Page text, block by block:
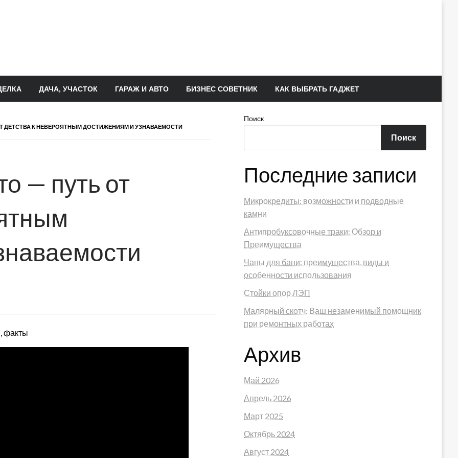
ДАЧА, УЧАСТОК ГАРАЖ И АВТО БИЗНЕС СОВЕТНИК КАК ВЫБРАТЬ ГАДЖЕТ
ДЕТСТВА К НЕВЕРОЯТНЫМ ДОСТИЖЕНИЯМ И УЗНАВАЕМОСТИ
— путь от
Поиск
Поиск
Последние записи
Микрокредиты: возможности и подводные
камни
Антипробуксовочные траки: Обзор и
Преимущества
Чаны для бани: преимущества, виды и
особенности использования
Стойки опор ЛЭП
Малярный скотч: Ваш незаменимый помощник
при ремонтных работах
Архив
Май 2026
Апрель 2026
Март 2025
Октябрь 2024
Август 2024